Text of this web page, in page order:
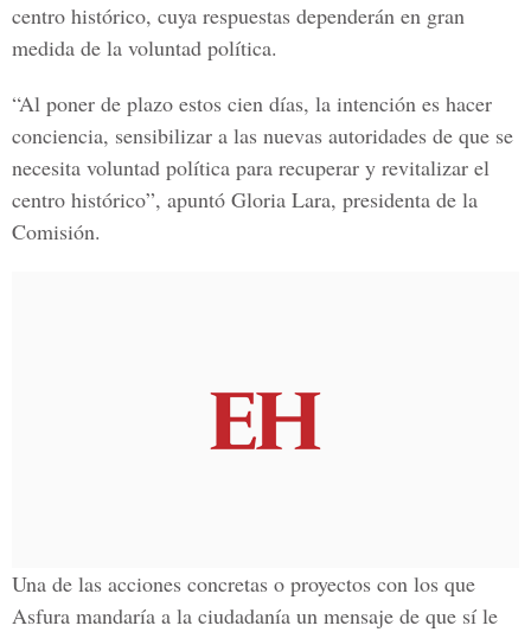
centro histórico, cuya respuestas dependerán en gran
medida de la voluntad política.
“Al poner de plazo estos cien días, la intención es hacer
conciencia, sensibilizar a las nuevas autoridades de que se
necesita voluntad política para recuperar y revitalizar el
centro histórico”, apuntó Gloria Lara, presidenta de la
Comisión.
Una de las acciones concretas o proyectos con los que
Asfura mandaría a la ciudadanía un mensaje de que sí le